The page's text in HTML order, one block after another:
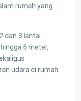
rumah yang
dan 3 lantai.
6 meter,
udara di rumah.